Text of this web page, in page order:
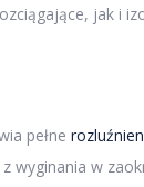
jak i
pełne
wyginania w